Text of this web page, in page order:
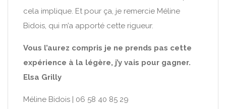
cela implique. Et pour ça, je remercie Méline
Bidois, qui m’a apporté cette rigueur.
Vous l’aurez compris je ne prends pas cette
expérience à la légère, j’y vais pour gagner.
Elsa Grilly
Méline Bidois | 06 58 40 85 29